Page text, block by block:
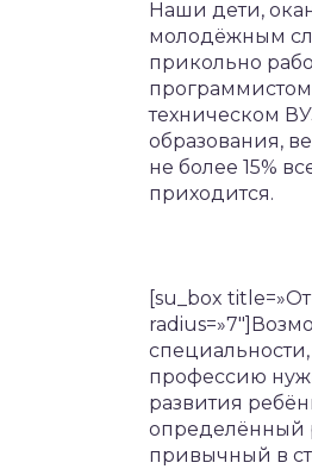
Наши дети,
молодёжным
прикольно
техническом
образования,
не более 15%
приходится.
[su_box
профессию
развития
определённый
привычный в